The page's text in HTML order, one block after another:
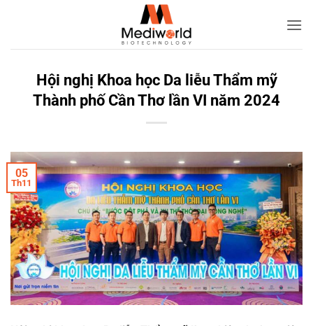
Hội nghị Khoa học Da liễu Thẩm mỹ
Thành phố Cần Thơ lần VI năm 2024
05
Th11